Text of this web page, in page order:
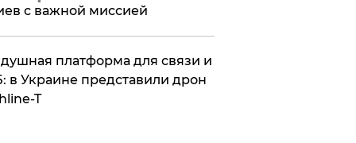
с важной миссией
платформа для связи и
в Украине представили дрон
T